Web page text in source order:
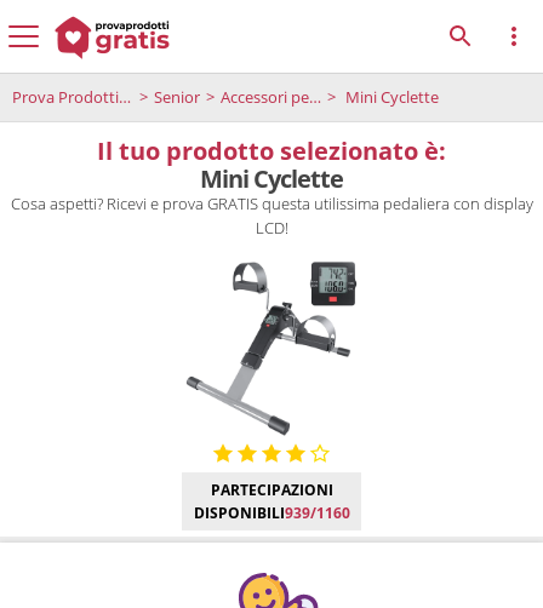
Prova Prodotti Gratis Senior Accessori per i senior Mini Cyclette
Il tuo prodotto selezionato è:
Mini Cyclette
Cosa aspetti? Ricevi e prova GRATIS questa utilissima pedaliera con display
LCD!
PARTECIPAZIONI
DISPONIBILI939/1160
Manca poco!